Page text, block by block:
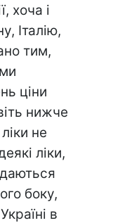
хоча і
Італію,
тим,
ціни
нижче
не
ліки,
боку,
в